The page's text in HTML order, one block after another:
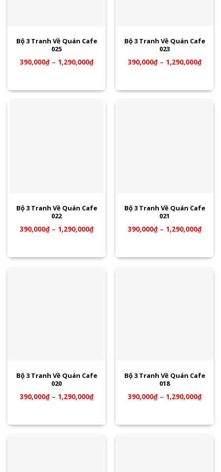
Bộ 3 Tranh Về Quán Cafe
025
390,000₫– 1,290,000₫
Bộ 3 Tranh Về Quán Cafe
023
390,000₫– 1,290,000₫
Bộ 3 Tranh Về Quán Cafe
022
390,000₫– 1,290,000₫
Bộ 3 Tranh Về Quán Cafe
021
390,000₫– 1,290,000₫
Bộ 3 Tranh Về Quán Cafe
020
390,000₫– 1,290,000₫
Bộ 3 Tranh Về Quán Cafe
018
390,000₫– 1,290,000₫